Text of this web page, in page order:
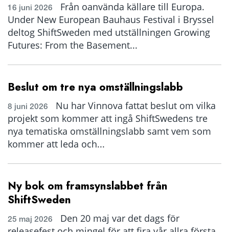
16 juni 2026
Från oanvända källare till Europa.
Under New European Bauhaus Festival i Bryssel
deltog ShiftSweden med utställningen Growing
Futures: From the Basement...
Beslut om tre nya omställningslabb
8 juni 2026
Nu har Vinnova fattat beslut om vilka
projekt som kommer att ingå ShiftSwedens tre
nya tematiska omställningslabb samt vem som
kommer att leda och...
Ny bok om framsynslabbet från
ShiftSweden
25 maj 2026
Den 20 maj var det dags för